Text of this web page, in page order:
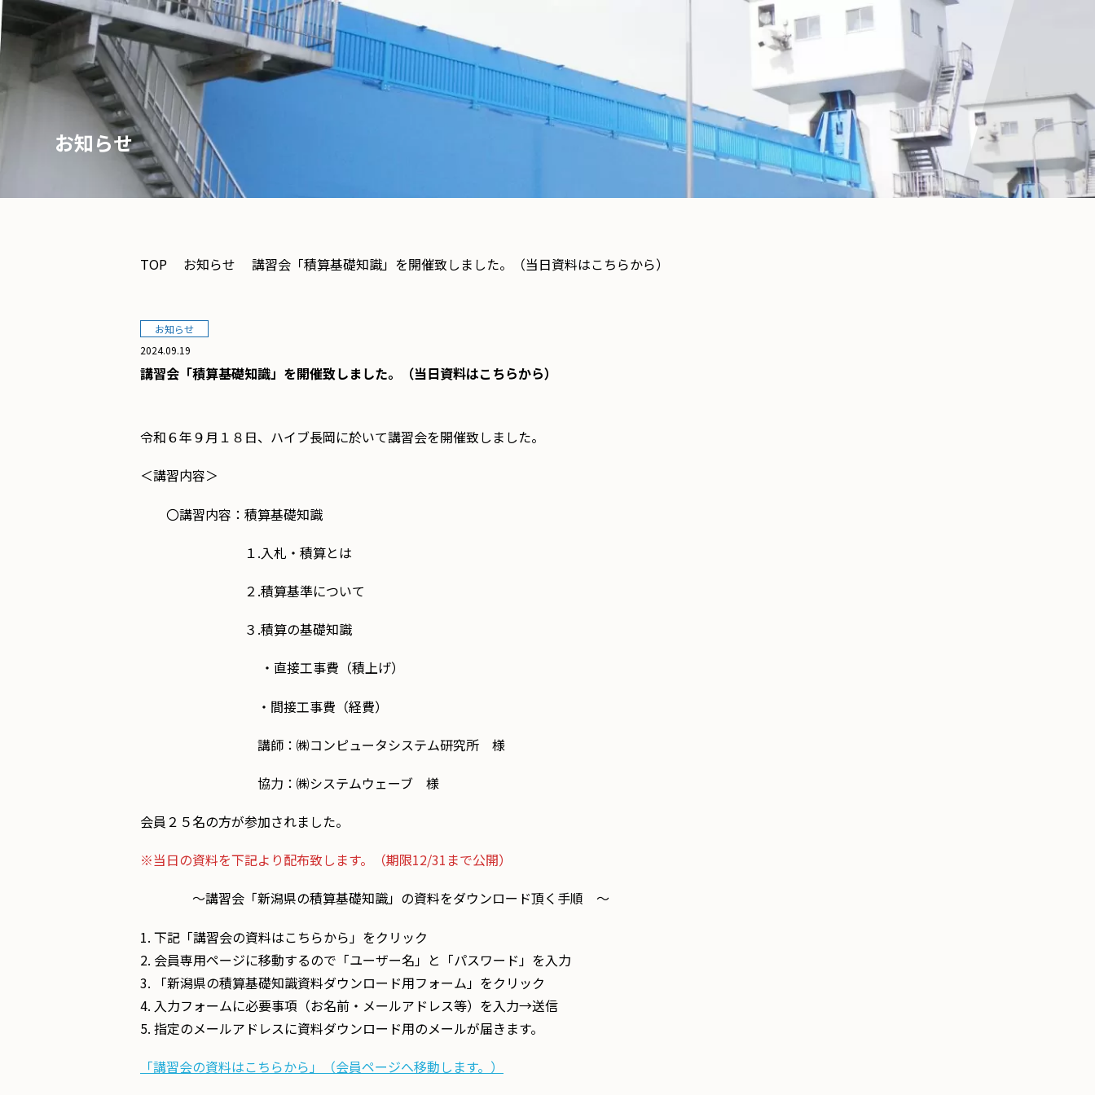
お知らせ
TOP お知らせ 講習会「積算基礎知識」を開催致しました。（当日資料はこちらから）
お知らせ
2024.09.19
講習会「積算基礎知識」を開催致しました。（当日資料はこちらから）
令和６年９月１８日、ハイブ長岡に於いて講習会を開催致しました。
＜講習内容＞
〇講習内容：積算基礎知識
１.入札・積算とは
２.積算基準について
３.積算の基礎知識
・直接工事費（積上げ）
・間接工事費（経費）
講師：㈱コンピュータシステム研究所 様
協力：㈱システムウェーブ 様
会員２５名の方が参加されました。
※当日の資料を下記より配布致します。（期限12/31まで公開）
～講習会「新潟県の積算基礎知識」の資料をダウンロード頂く手順 ～
下記「講習会の資料はこちらから」をクリック
会員専用ページに移動するので「ユーザー名」と「パスワード」を入力
「新潟県の積算基礎知識資料ダウンロード用フォーム」をクリック
入力フォームに必要事項（お名前・メールアドレス等）を入力→送信
指定のメールアドレスに資料ダウンロード用のメールが届きます。
「講習会の資料はこちらから」（会員ページへ移動します。）